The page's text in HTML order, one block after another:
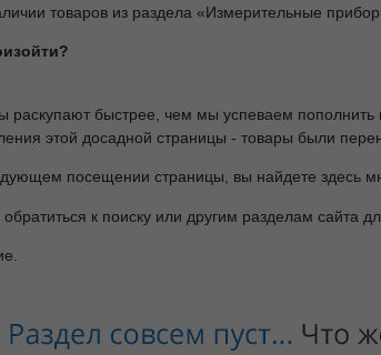
товаров из раздела «Измерительные
раскупают быстрее, чем мы успеваем пополнить
этой досадной страницы - товары были
посещении страницы, вы найдете здесь
к поиску или другим разделам сайта